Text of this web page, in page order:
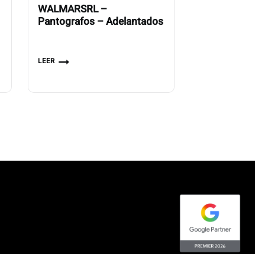
WALMARSRL –
Pantografos – Adelantados
LEER